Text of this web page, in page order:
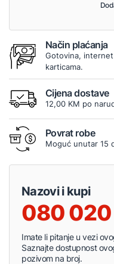
Način plaćanja
Gotovina,
karticama.
Cijena dostave
12,00 KM po
Povrat robe
Moguć unutar 15
Nazovi i kupi
080 020
Imate li pitanje u vezi
Saznajte dostupnost
pozivom na broj.